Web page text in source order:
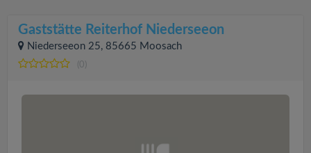
Gaststätte Reiterhof Niederseeon
Niederseeon 25, 85665 Moosach
(0)